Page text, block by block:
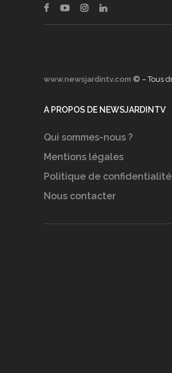
www.newsjardintv.com © – Tous
A PROPOS DE NEWSJARDINTV
Qui sommes-nous ?
Mentions légales
Politique de confidentialité
Nous contacter